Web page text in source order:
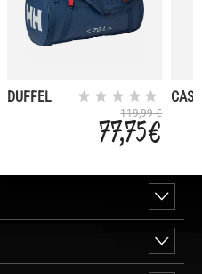
DUFFEL
119,99 €
77,75 €